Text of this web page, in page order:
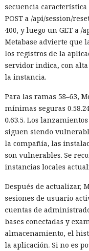
secuencia
POST a /api/session/
400, y luego un GET a /
Metabase advierte que
los registros de la
servidor indica, con
la instancia.
Para las ramas 58–63,
mínimas seguras
0.63.5. Los
siguen siendo
la compañía, las
son vulnerables. Se
instancias locales
Después de actualizar,
sesiones de usuario
cuentas de
bases conectadas y
almacenamiento, el
la aplicación. Si no es